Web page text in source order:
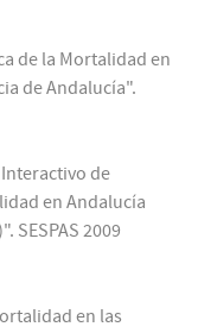
de la Mortalidad en
de Andalucía".
de
en Andalucía
SESPAS 2009
en las